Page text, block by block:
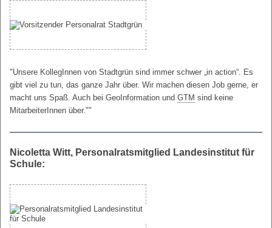
"Unsere KollegInnen von Stadtgrün sind immer schwer „in action“. Es
gibt viel zu tun, das ganze Jahr über. Wir machen diesen Job gerne, er
macht uns Spaß. Auch bei GeoInformation und GTM sind keine
MitarbeiterInnen über.""
Nicoletta Witt, Personalratsmitglied Landesinstitut für
Schule: